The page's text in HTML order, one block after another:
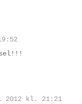
2012 kl. 21:21